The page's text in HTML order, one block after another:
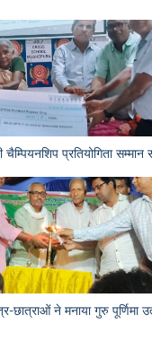
प्रतियोगिता सम्मान
ने मनाया गुरु पूर्णिमा